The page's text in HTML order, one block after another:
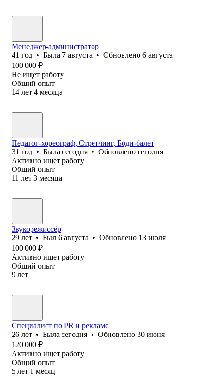
Менеджер-администратор
41 год • Была 7 августа • Обновлено 6 августа
100 000 ₽
Не ищет работу
Общий опыт
14 лет 4 месяца
Педагог-хореограф, Стретчинг, Боди-балет
31 год • Была сегодня • Обновлено сегодня
Активно ищет работу
Общий опыт
11 лет 3 месяца
Звукорежиссёр
29 лет • Был 6 августа • Обновлено 13 июля
100 000 ₽
Активно ищет работу
Общий опыт
9 лет
Специалист по PR и рекламе
26 лет • Была сегодня • Обновлено 30 июня
120 000 ₽
Активно ищет работу
Общий опыт
5 лет 1 месяц